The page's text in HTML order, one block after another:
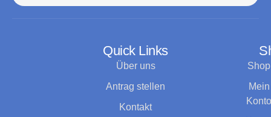
Quick Links
Über uns
Antrag stellen
Kontakt
Shop
Mein
Konto